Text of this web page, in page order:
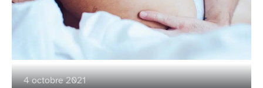
4 octobre 2021